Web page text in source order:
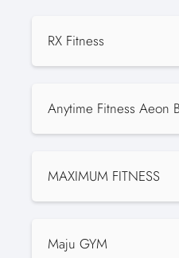
RX Fitness
Anytime Fitness Aeon
MAXIMUM FITNESS
Maju GYM